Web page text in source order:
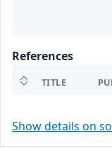
References
TITLE
Show details on